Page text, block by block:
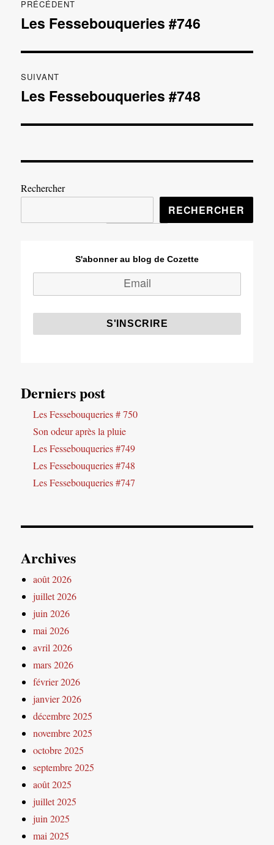
de
PRÉCÉDENT
Publication
Les Fessebouqueries #746
SUIVANT
Publication
Les Fessebouqueries #748
Rechercher
RECHERCHER
S'abonner au blog de Cozette
Derniers post
Les Fessebouqueries # 750
Son odeur après la pluie
Les Fessebouqueries #749
Les Fessebouqueries #748
Les Fessebouqueries #747
Archives
août 2026
juillet 2026
juin 2026
mai 2026
avril 2026
mars 2026
février 2026
janvier 2026
décembre 2025
novembre 2025
octobre 2025
septembre 2025
août 2025
juillet 2025
juin 2025
mai 2025